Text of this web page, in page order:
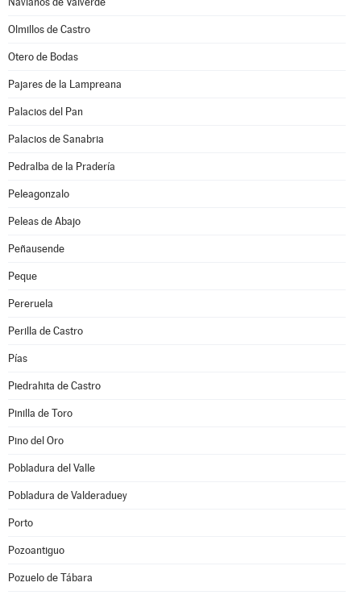
Olmillos de Castro
Otero de Bodas
Pajares de la Lampreana
Palacios del Pan
Palacios de Sanabria
Pedralba de la Pradería
Peleagonzalo
Peleas de Abajo
Peñausende
Peque
Pereruela
Perilla de Castro
Pías
Piedrahita de Castro
Pinilla de Toro
Pino del Oro
Pobladura del Valle
Pobladura de Valderaduey
Porto
Pozoantiguo
Pozuelo de Tábara